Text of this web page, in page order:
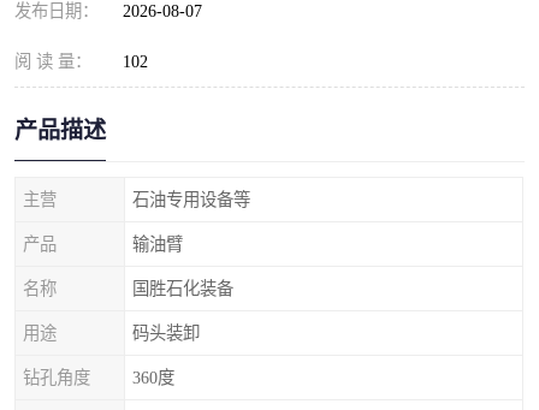
发布日期： 2026-08-07
阅 读 量： 102
产品描述
主营 石油专用设备等
产品 输油臂
名称 国胜石化装备
用途 码头装卸
钻孔角度 360度